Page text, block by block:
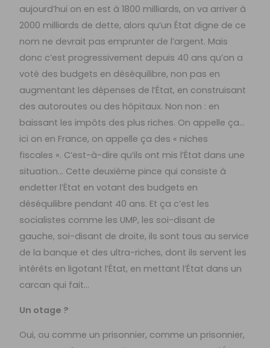
aujourd’hui on en est à 1800 milliards, on va arriver à
2000 milliards de dette, alors qu’un État digne de ce
nom ne devrait pas emprunter de l’argent. Mais
donc c’est progressivement depuis 40 ans qu’on a
voté des budgets en déséquilibre, non pas en
augmentant les dépenses de l’État, en construisant
des autoroutes ou des hôpitaux. Non non : en
baissant les impôts des plus riches. On appelle ça…
ici on en France, on appelle ça des « niches
fiscales ». C’est-à-dire qu’ils ont mis l’État dans une
situation… Cette deuxième pince qui consiste à
endetter l’État en votant des budgets en
déséquilibre pendant 40 ans. Et ça c’est les
socialistes comme les UMP, les soi-disant de
gauche, soi-disant de droite, ils sont tous au service
de la banque et des ultra-riches, dont ils servent les
intérêts en ligotant l’État, en mettant l’État dans un
carcan qui fait…
Un otage ?
Oui, ou comme un prisonnier, comme un prisonnier,